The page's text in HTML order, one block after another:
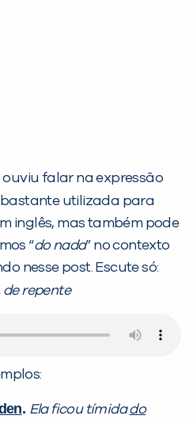
ouviu falar na expressão
bastante utilizada para
inglês, mas também pode
“do nada” no contexto
nesse post. Escute só:
de repente
. Ela ficou tímidado